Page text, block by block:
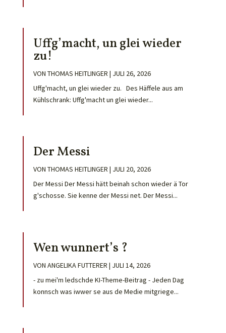
Uffg’macht, un glei wieder
zu!
VON THOMAS HEITLINGER | JULI 26, 2026
Uffg'macht, un glei wieder zu. Des Häffele aus am
Kühlschrank: Uffg'macht un glei wieder...
Der Messi
VON THOMAS HEITLINGER | JULI 20, 2026
Der Messi Der Messi hätt beinah schon wieder ä Tor
g'schosse. Sie kenne der Messi net. Der Messi...
Wen wunnert’s ?
VON ANGELIKA FUTTERER | JULI 14, 2026
- zu mei'm ledschde KI-Theme-Beitrag - Jeden Dag
konnsch was iwwer se aus de Medie mitgriege...